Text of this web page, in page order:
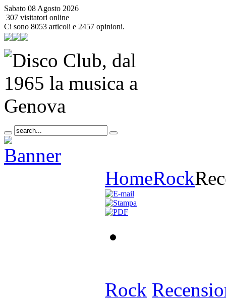
Sabato 08 Agosto 2026
307 visitatori online
Ci sono 8053 articoli e 2457 opinioni.
HomeRock
Rock